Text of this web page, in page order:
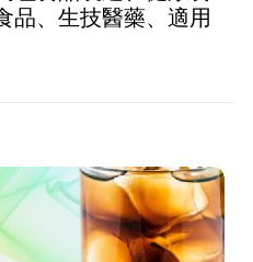
品、生技醫藥、適用